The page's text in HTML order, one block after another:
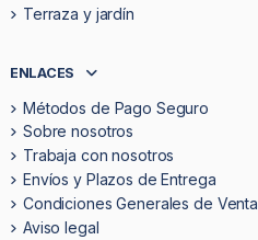
Terraza y jardín
ENLACES
Métodos de Pago Seguro
Sobre nosotros
Trabaja con nosotros
Envíos y Plazos de Entrega
Condiciones Generales de Venta
Aviso legal